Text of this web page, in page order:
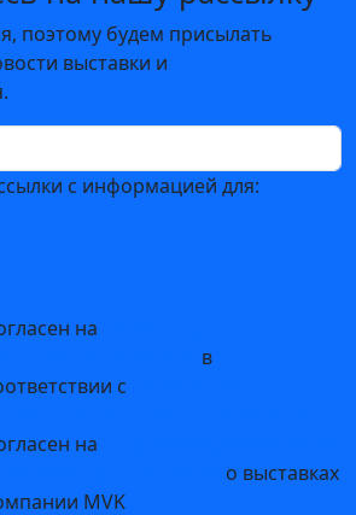
поэтому будем присылать
выставки и
с информацией для:
на
в
с
на
о выставках
MVK